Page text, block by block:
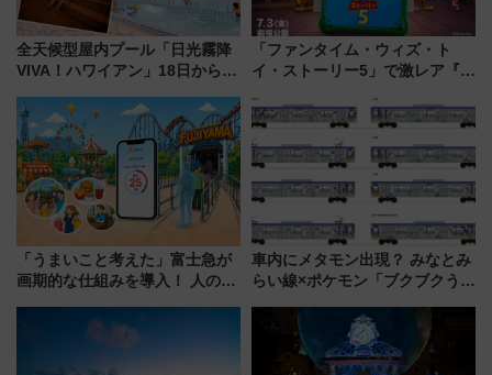
全天候型屋内プール「日光霧降
VIVA！ハワイアン」18日から営
ァミリーから大人まで幅広い世
代が一日中楽しる夏のリゾート
を楽しんで
「ファンタイム・ウィズ・ト
イ・ストーリー5」で激レア『ロ
デコレーションも徹底解説
「うまいこと考えた」富士急が
画期的な仕組みを導入！ 人のか
車内にメタモン出現？ みなとみ
らい線×ポケモン「ブクブクうみ
行開始に！ この夏は直通列車で
横浜へ！